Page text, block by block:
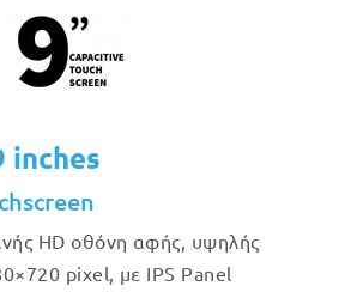
inches
HD οθόνη αφής, υψηλής
pixel, με IPS Panel